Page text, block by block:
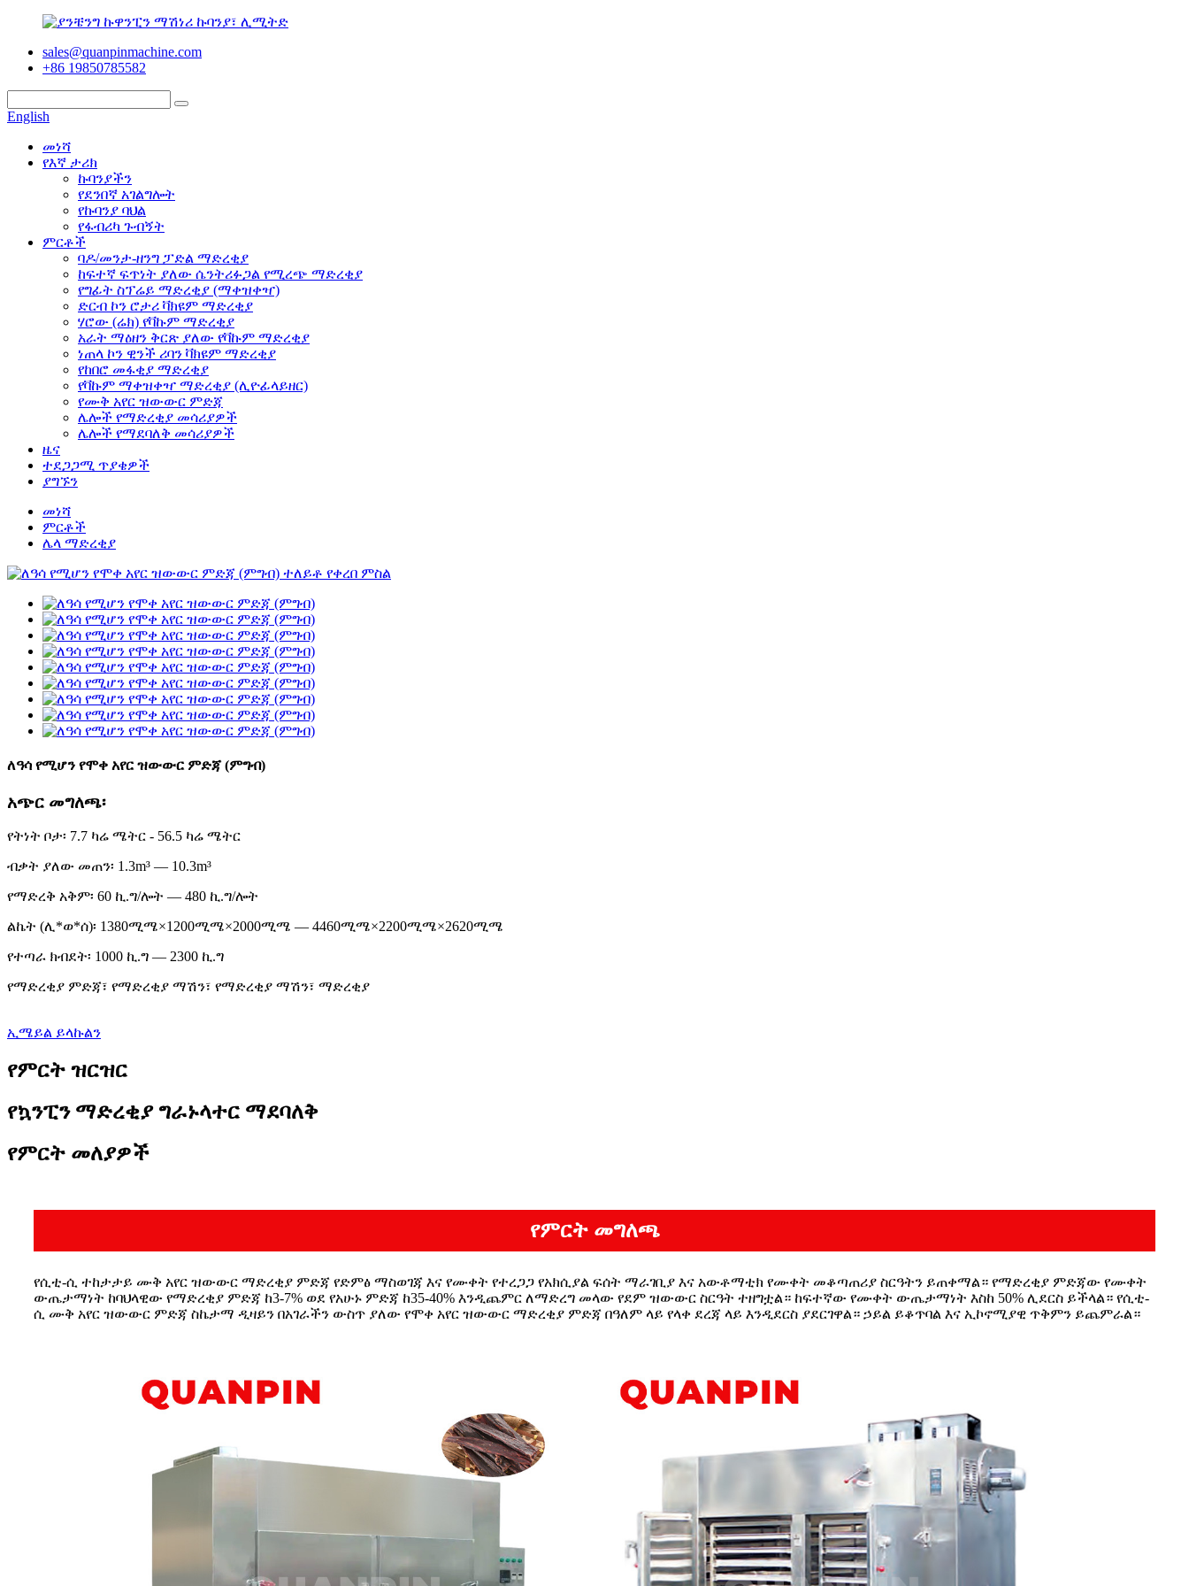
sales@quanpinmachine.com
+86 19850785582
English
መነሻ
የእኛ ታሪክ
ኩባንያችን
የደንበኛ አገልግሎት
የኩባንያ ባህል
የፋብሪካ ጉብኝት
ምርቶች
ባዶ/መንታ-ዘንግ ፓድል ማድረቂያ
ከፍተኛ ፍጥነት ያለው ሴንትሪፉጋል የሚረጭ ማድረቂያ
የግፊት ስፕሬይ ማድረቂያ (ማቀዝቀዣ)
ድርብ ኮን ሮታሪ ቫክዩም ማድረቂያ
ሃሮው (ሬክ) የቫኩም ማድረቂያ
አራት ማዕዘን ቅርጽ ያለው የቫኩም ማድረቂያ
ነጠላ ኮን ዊንች ሪባን ቫክዩም ማድረቂያ
የከበሮ መፋቂያ ማድረቂያ
የቫኩም ማቀዝቀዣ ማድረቂያ (ሊዮፊላይዘር)
የሙቅ አየር ዝውውር ምድጃ
ሌሎች የማድረቂያ መሳሪያዎች
ሌሎች የማደባለቅ መሳሪያዎች
ዜና
ተደጋጋሚ ጥያቄዎች
ያግኙን
መነሻ
ምርቶች
ሌላ ማድረቂያ
ለዓሳ የሚሆን የሞቀ አየር ዝውውር ምድጃ (ምግብ)
አጭር መግለጫ፡
የትነት ቦታ፡ 7.7 ካሬ ሜትር - 56.5 ካሬ ሜትር
ብቃት ያለው መጠን፡ 1.3m³ — 10.3m³
የማድረቅ አቅም፡ 60 ኪ.ግ/ሎት — 480 ኪ.ግ/ሎት
ልኬት (ሊ*ወ*ሰ)፡ 1380ሚሜ×1200ሚሜ×2000ሚሜ — 4460ሚሜ×2200ሚሜ×2620ሚሜ
የተጣራ ክብደት፡ 1000 ኪ.ግ — 2300 ኪ.ግ
የማድረቂያ ምድጃ፣ የማድረቂያ ማሽን፣ የማድረቂያ ማሽን፣ ማድረቂያ
ኢሜይል ይላኩልን
የምርት ዝርዝር
የኳንፒን ማድረቂያ ግራኑላተር ማደባለቅ
የምርት መለያዎች
የምርት መግለጫ
የሲቲ-ሲ ተከታታይ ሙቅ አየር ዝውውር ማድረቂያ ምድጃ የድምፅ ማስወገጃ እና የሙቀት የተረጋጋ የአክሲያል ፍሰት ማራገቢያ እና አውቶማቲክ የሙቀት መቆጣጠሪያ ስርዓትን ይጠቀማል። የማድረቂያ ምድጃው የሙቀት
ውጤታማነት ከባህላዊው የማድረቂያ ምድጃ ከ3-7% ወደ የአሁኑ ምድጃ ከ35-40% እንዲጨምር ለማድረግ መላው የደም ዝውውር ስርዓት ተዘግቷል። ከፍተኛው የሙቀት ውጤታማነት እስከ 50% ሊደርስ ይችላል። የሲቲ-
ሲ ሙቅ አየር ዝውውር ምድጃ ስኬታማ ዲዛይን በአገራችን ውስጥ ያለው የሞቀ አየር ዝውውር ማድረቂያ ምድጃ በዓለም ላይ የላቀ ደረጃ ላይ እንዲደርስ ያደርገዋል። ኃይል ይቆጥባል እና ኢኮኖሚያዊ ጥቅምን ይጨምራል።